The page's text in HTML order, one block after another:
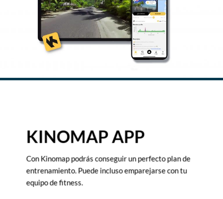
KINOMAP APP
Con Kinomap podrás conseguir un perfecto plan de
entrenamiento. Puede incluso emparejarse con tu
equipo de fitness.